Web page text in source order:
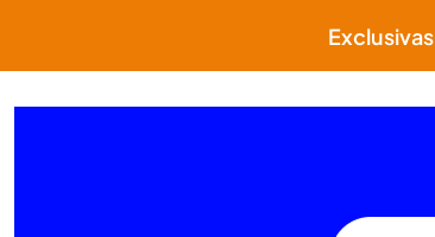
Exclusivas